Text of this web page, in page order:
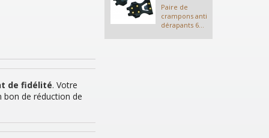
de fidélité. Votre
de réduction de
Paire de
crampons anti
dérapants 6...